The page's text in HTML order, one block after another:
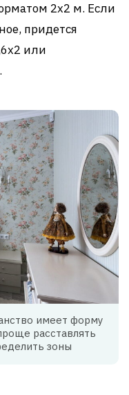
2х2 м. Если
придется
или
имеет форму
расставлять
зоны